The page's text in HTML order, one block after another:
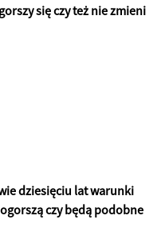
się czy też nie zmieni
dziesięciu lat warunki
czy będą podobne